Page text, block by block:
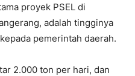
proyek PSEL di
adalah tingginya
pemerintah daerah.
2.000 ton per hari, dan